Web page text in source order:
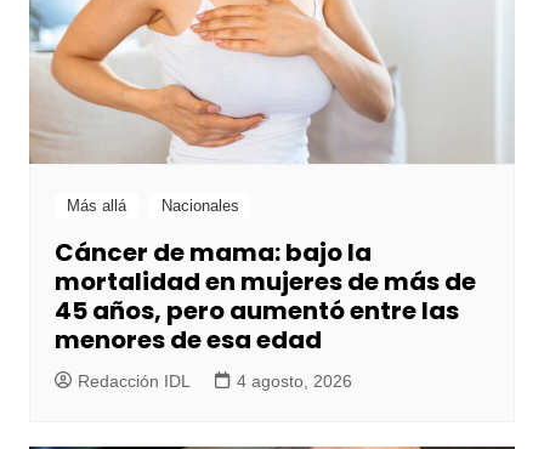
Más allá Nacionales
Cáncer de mama: bajo la
mortalidad en mujeres de más de
45 años, pero aumentó entre las
menores de esa edad
Redacción IDL 4 agosto, 2026